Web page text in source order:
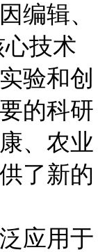
编辑、
技术
验和创
的科研
、农业
了新的
应用于